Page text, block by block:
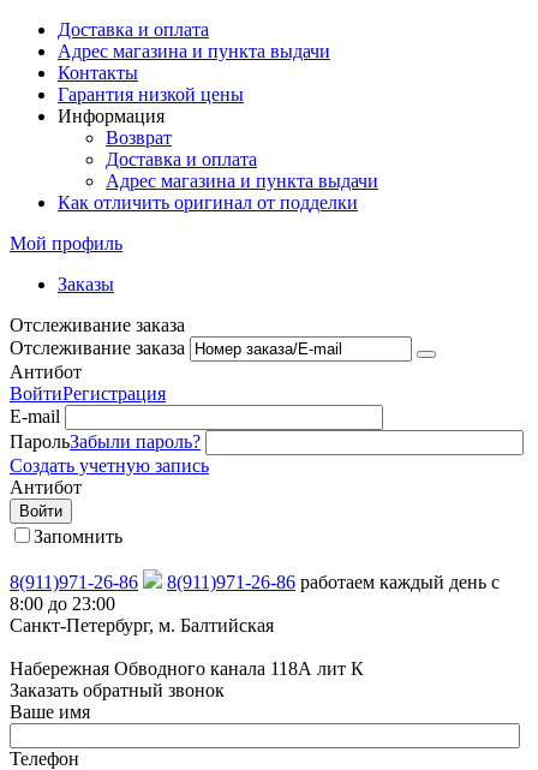
Доставка и оплата
Адрес магазина и пункта выдачи
Контакты
Гарантия низкой цены
Информация
Возврат
Доставка и оплата
Адрес магазина и пункта выдачи
Как отличить оригинал от подделки
Мой профиль
Заказы
Отслеживание заказа
Отслеживание заказа
Антибот
ВойтиРегистрация
E-mail
ПарольЗабыли пароль?
Создать учетную запись
Антибот
Войти
Запомнить
8(911)971-26-86 8(911)971-26-86 работаем каждый день с
8:00 до 23:00
Санкт-Петербург, м. Балтийская
Набережная Обводного канала 118А лит К
Заказать обратный звонок
Ваше имя
Телефон